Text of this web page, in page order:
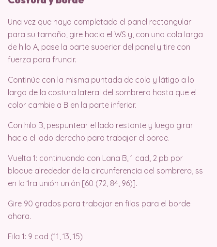
Una vez que haya completado el panel rectangular
para su tamaño, gire hacia el WS y, con una cola larga
de hilo A, pase la parte superior del panel y tire con
fuerza para fruncir.
Continúe con la misma puntada de cola y látigo a lo
largo de la costura lateral del sombrero hasta que el
color cambie a B en la parte inferior.
Con hilo B, pespuntear el lado restante y luego girar
hacia el lado derecho para trabajar el borde.
Vuelta 1: continuando con Lana B, 1 cad, 2 pb por
bloque alrededor de la circunferencia del sombrero, ss
en la 1ra unión unión [60 (72, 84, 96)].
Gire 90 grados para trabajar en filas para el borde
ahora.
Fila 1: 9 cad (11, 13, 15)